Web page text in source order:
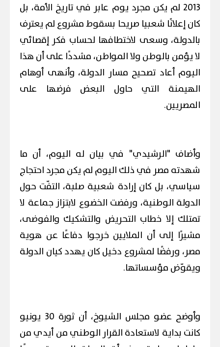
2013 لم يكن مجرد يوم عابر في تاريخ الأمة، بل
كان إعلانًا شعبيا صريحا بسقوط مشروع لم يعترف
بالدولة، وسعى لاختطافها لحساب فكر إقصائي
لا يؤمن بالوطن ولا المواطن، مشددًا على أن هذا
اليوم أعاد تصحيح مسار الدولة، وأنهى أوهام
الهيمنة التي حاول البعض فرضها على
المصريين.
وأضاف "الرشيدي" في بيان له اليوم، أن ما
شهدته مصر في ذلك اليوم لم يكن مجرد احتجاج
سياسي، بل كان إرادة شعبية صلبة، التفّت حول
الدولة الوطنية، ورفضت الخضوع لابتزاز جماعة لا
تمتلك إلا خطاب التحريض والتشكيك والفوضى،
مشيرًا إلى أن الملايين خرجوا دفاعًا عن هوية
مصر، ورفضًا لمشروع دخيل كان يهدد كيان الدولة
ويقوّض مؤسساتها.
وأوضح عضو مجلس الشيوخ، أن ثورة 30 يونيو
كانت بداية لاستعادة القرار الوطني من أيدي من